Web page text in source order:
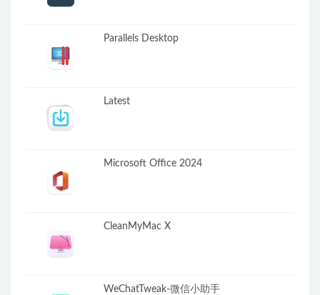
Parallels Desktop
Latest
Microsoft Office 2024
CleanMyMac X
WeChatTweak-微信小助手